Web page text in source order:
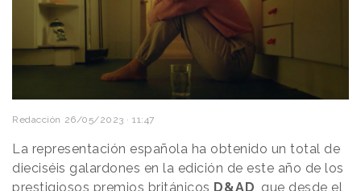
Redacción 26/05/2023 · 11:47
La representación española ha obtenido un total de
dieciséis galardones en la edición de este año de los
prestigiosos premios británicos D&AD, que desde el